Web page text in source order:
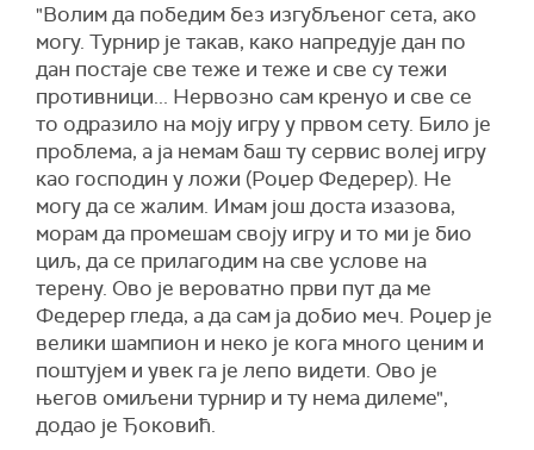
"Волим да победим без изгубљеног сета, ако
могу. Турнир је такав, како напредује дан по
дан постаје све теже и теже и све су тежи
противници... Нервозно сам кренуо и све се
то одразило на моју игру у првом сету. Било је
проблема, а ја немам баш ту сервис волеј игру
као господин у ложи (Роџер Федерер). Не
могу да се жалим. Имам још доста изазова,
морам да промешам своју игру и то ми је био
циљ, да се прилагодим на све услове на
терену. Ово је вероватно први пут да ме
Федерер гледа, а да сам ја добио меч. Роџер је
велики шампион и неко је кога много ценим и
поштујем и увек га је лепо видети. Ово је
његов омиљени турнир и ту нема дилеме",
додао је Ђоковић.